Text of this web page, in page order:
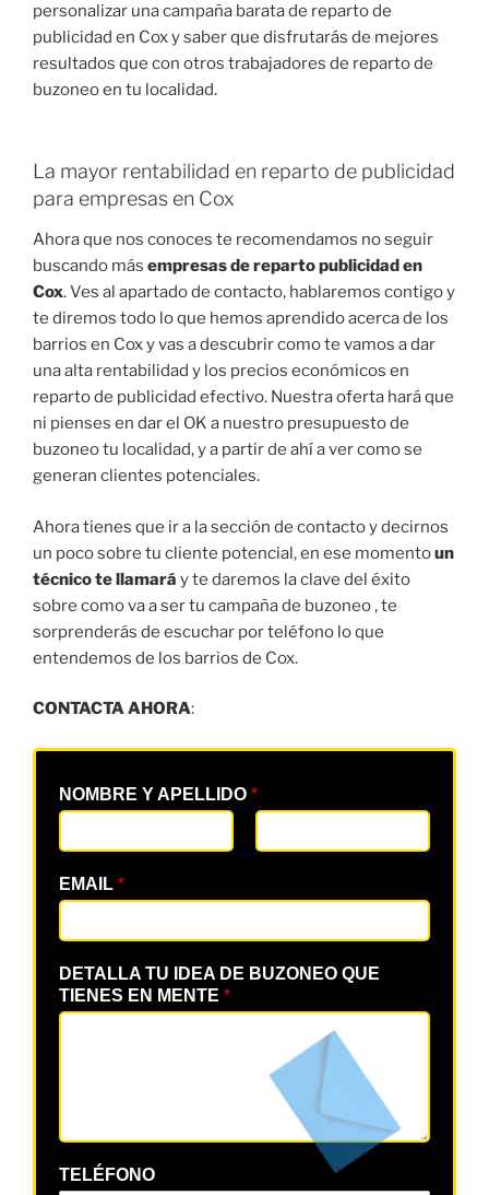
personalizar una campaña barata de reparto de
publicidad en Cox y saber que disfrutarás de mejores
resultados que con otros trabajadores de reparto de
buzoneo en tu localidad.
La mayor rentabilidad en reparto de publicidad
para empresas en Cox
Ahora que nos conoces te recomendamos no seguir
buscando más empresas de reparto publicidad en
Cox. Ves al apartado de contacto, hablaremos contigo y
te diremos todo lo que hemos aprendido acerca de los
barrios en Cox y vas a descubrir como te vamos a dar
una alta rentabilidad y los precios económicos en
reparto de publicidad efectivo. Nuestra oferta hará que
ni pienses en dar el OK a nuestro presupuesto de
buzoneo tu localidad, y a partir de ahí a ver como se
generan clientes potenciales.
Ahora tienes que ir a la sección de contacto y decirnos
un poco sobre tu cliente potencial, en ese momentoun
técnico te llamará y te daremos la clave del éxito
sobre como va a ser tu campaña de buzoneo , te
sorprenderás de escuchar por teléfono lo que
entendemos de los barrios de Cox.
CONTACTA AHORA:
NOMBRE Y APELLIDO *
EMAIL *
DETALLA TU IDEA DE BUZONEO QUE
TIENES EN MENTE *
TELÉFONO